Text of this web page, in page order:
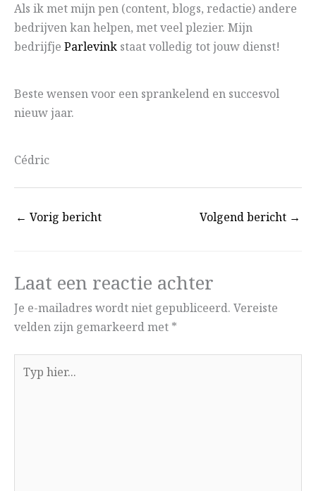
Als ik met mijn pen (content, blogs, redactie) andere
bedrijven kan helpen, met veel plezier. Mijn
bedrijfje Parlevink staat volledig tot jouw dienst!
Beste wensen voor een sprankelend en succesvol
nieuw jaar.
Cédric
← Vorig bericht Volgend bericht →
Laat een reactie achter
Je e-mailadres wordt niet gepubliceerd. Vereiste
velden zijn gemarkeerd met *
Typ
hier...